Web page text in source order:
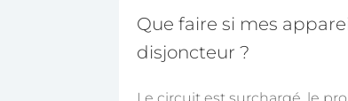
Que faire si mes
disjoncteur ?